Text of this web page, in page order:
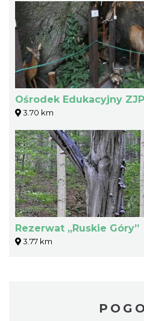
Ośrodek Edukacyjny
3.70 km
Rezerwat „Ruskie Góry”
3.77 km